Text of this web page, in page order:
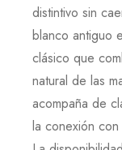
distintivo sin
blanco antiguo
clásico que
natural de las
acompaña de
la conexión